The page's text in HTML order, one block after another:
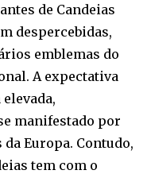
de Candeias
despercebidas,
emblemas do
A expectativa
manifestado por
Europa. Contudo,
tem com o